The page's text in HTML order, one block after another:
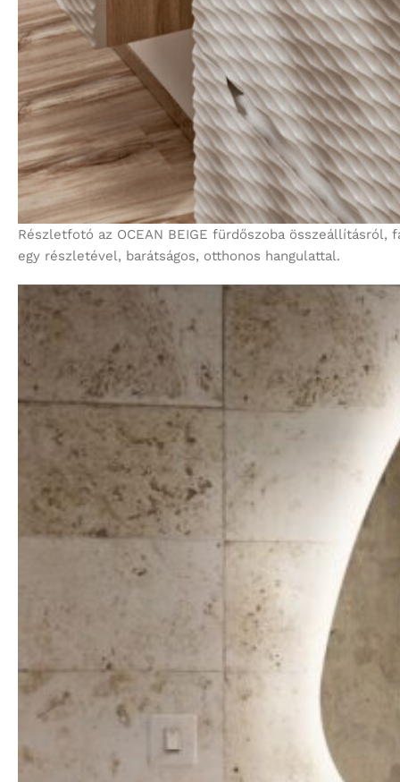
Részletfotó az OCEAN BEIGE fürdőszoba
egy részletével, barátságos, otthonos hangulattal.